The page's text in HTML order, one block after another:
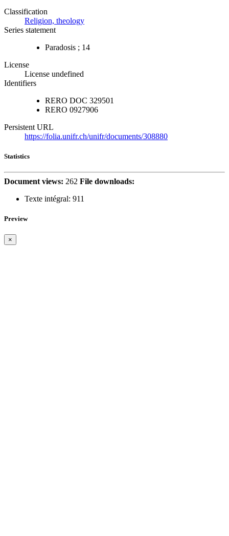
Classification
Religion, theology
Series statement
Paradosis ; 14
License
License undefined
Identifiers
RERO DOC 329501
RERO 0927906
Persistent URL
https://folia.unifr.ch/unifr/documents/308880
Statistics
Document views: 262 File downloads:
Texte intégral: 911
Preview
×